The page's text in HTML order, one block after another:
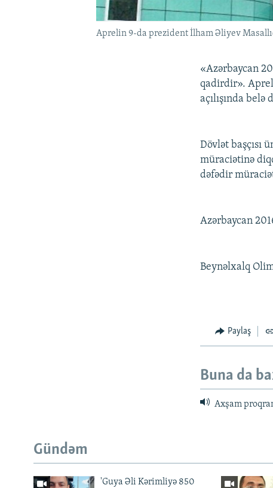
Aprelin 9-da prezident İlham Əliyev
«Azərbaycan
qadirdir».
açılışında belə
Dövlət
müraciətinə
dəfədir
Azərbaycan
Beynəlxalq
Paylaş
Buna da
Axşam
Gündəm
'Guya Əli Kərimliyə 850